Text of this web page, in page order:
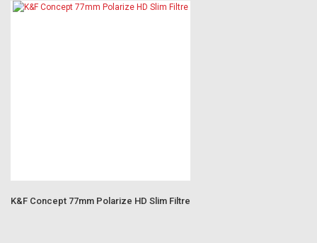
K&F Concept 77mm Polarize HD Slim Filtre